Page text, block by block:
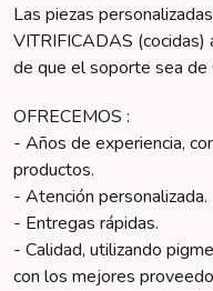
Las piezas
VITRIFICADAS (cocidas)
de que el soporte sea de
OFRECEMOS :
- Años de experiencia,
productos.
- Atención personalizada.
- Entregas rápidas.
- Calidad, utilizando
con los mejores